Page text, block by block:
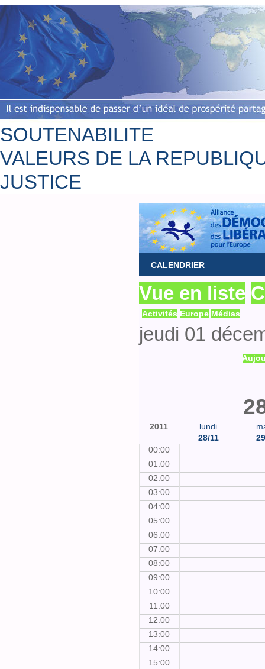
SOUTENABILITE
VALEURS DE LA
JUSTICE
CALENDRIER
Vue en liste
Activités Europe Médias
jeudi 01
2011
lundi
28/11
00:00
01:00
02:00
03:00
04:00
05:00
06:00
07:00
08:00
09:00
10:00
11:00
12:00
13:00
14:00
15:00